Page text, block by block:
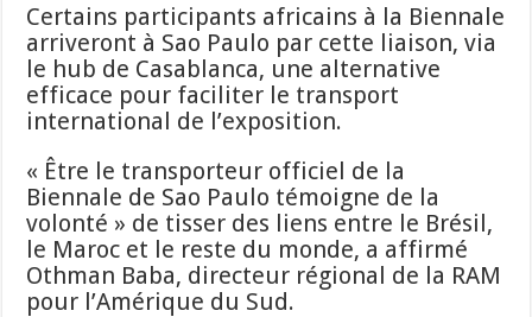
Certains participants africains à la Biennale
arriveront à Sao Paulo par cette liaison, via
le hub de Casablanca, une alternative
efficace pour faciliter le transport
international de l’exposition.
« Être le transporteur officiel de la
Biennale de Sao Paulo témoigne de la
volonté » de tisser des liens entre le Brésil,
le Maroc et le reste du monde, a affirmé
Othman Baba, directeur régional de la RAM
pour l’Amérique du Sud.